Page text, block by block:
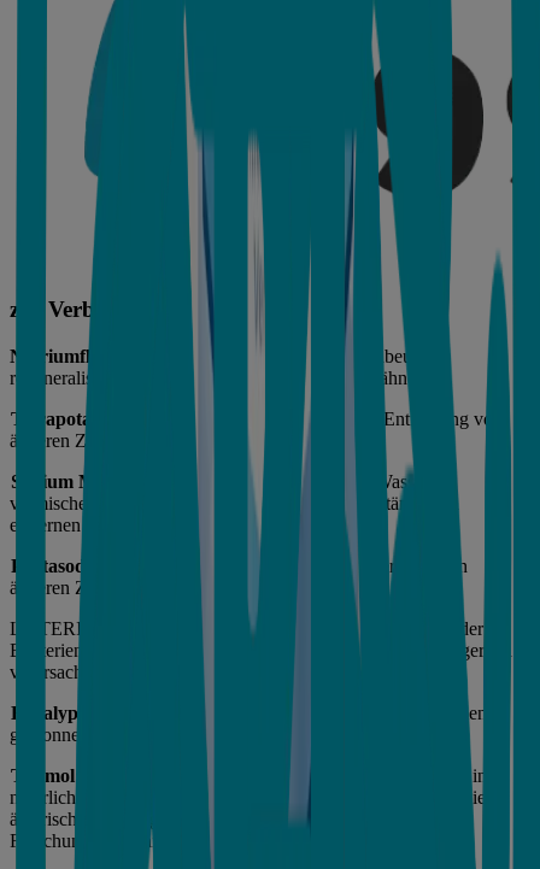
zur Verbesserung der Mundhygiene
Natriumfluorid
(220 ppm F-) hilft, Karies vorzubeugen,
remineralisiert den Zahnschmelz und stärkt die Zähne.
Tetrapotassium Pyrophosphate
unterstützt die Entfernung von
äußeren Zahnverfärbungen.
Sodium Methyl Cocoyl Taurate
hilft Öle und Wasser zu
vermischen und von Lebensmittelpartikeln/Rückständen zu
entfernen.
Pentasodium Triphosphate
unterstützt die Entfernung von
äußeren Zahnverfärbungen.
LISTERINE® mit
ätherischen Ölen
reduziert bis zu 97% der
Bakterien, die Zahnbelag, Zahnfleischprobleme und Mundgeruch
verursachen können. Sie tragen auch zum Geschmack bei.
Eucalyptol:
Dieses ätherische Öl wird aus Eukalyptusbäumen
gewonnen und hat antibakterielle Eigenschaften.
Thymol:
Dieses ätherische Öl ist identisch mit dem Thymol in
natürlichem Thymian und Ajowan-Kraut. Die Wirksamkeit dieses
ätherischen Öls gegen Zahnbelag und Bakterien wird in der
Forschung weiterhin belegt.